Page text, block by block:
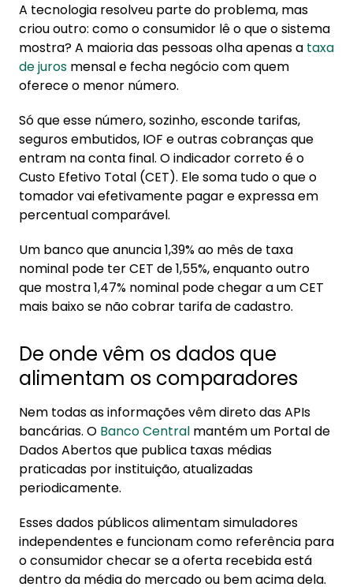
A tecnologia resolveu parte do problema, mas
criou outro: como o consumidor lê o que o sistema
mostra? A maioria das pessoas olha apenas a taxa
de juros mensal e fecha negócio com quem
oferece o menor número.
Só que esse número, sozinho, esconde tarifas,
seguros embutidos, IOF e outras cobranças que
entram na conta final. O indicador correto é o
Custo Efetivo Total (CET). Ele soma tudo o que o
tomador vai efetivamente pagar e expressa em
percentual comparável.
Um banco que anuncia 1,39% ao mês de taxa
nominal pode ter CET de 1,55%, enquanto outro
que mostra 1,47% nominal pode chegar a um CET
mais baixo se não cobrar tarifa de cadastro.
De onde vêm os dados que
alimentam os comparadores
Nem todas as informações vêm direto das APIs
bancárias. O Banco Central mantém um Portal de
Dados Abertos que publica taxas médias
praticadas por instituição, atualizadas
periodicamente.
Esses dados públicos alimentam simuladores
independentes e funcionam como referência para
o consumidor checar se a oferta recebida está
dentro da média do mercado ou bem acima dela.